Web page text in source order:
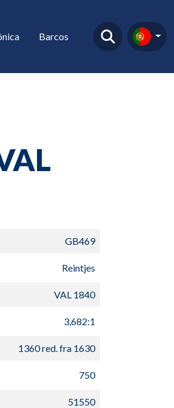
Barcos
GB469
Reintjes
VAL 1840
3,682:1
1360 red. fra 1630
750
51550